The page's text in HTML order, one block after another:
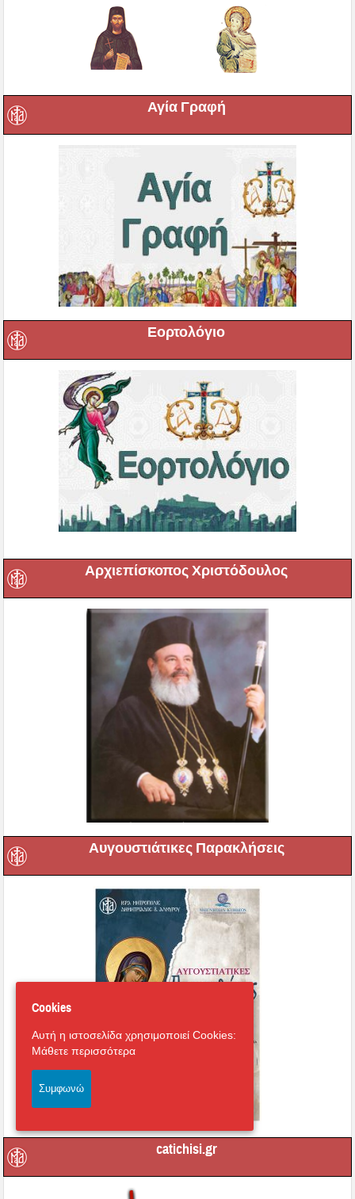
Αγία Γραφή
Εορτολόγιο
Αρχιεπίσκοπος Χριστόδουλος
Αυγουστιάτικες Παρακλήσεις
catichisi.gr
Cookies
Αυτή η ιστοσελίδα χρησιμοποιεί Cookies:
Μάθετε περισσότερα
Συμφωνώ